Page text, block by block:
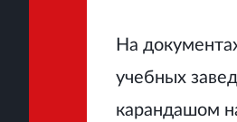
На
учебных
карандашом